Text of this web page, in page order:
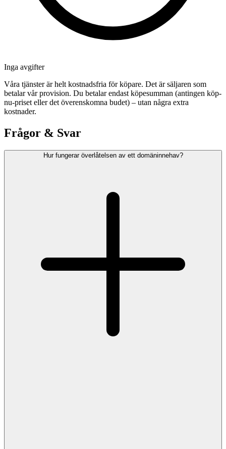
Inga avgifter
Våra tjänster är helt kostnadsfria för köpare. Det är säljaren som
betalar vår provision. Du betalar endast köpesumman (antingen köp-
nu-priset eller det överenskomna budet) – utan några extra
kostnader.
Frågor & Svar
Hur fungerar överlåtelsen av ett domäninnehav?